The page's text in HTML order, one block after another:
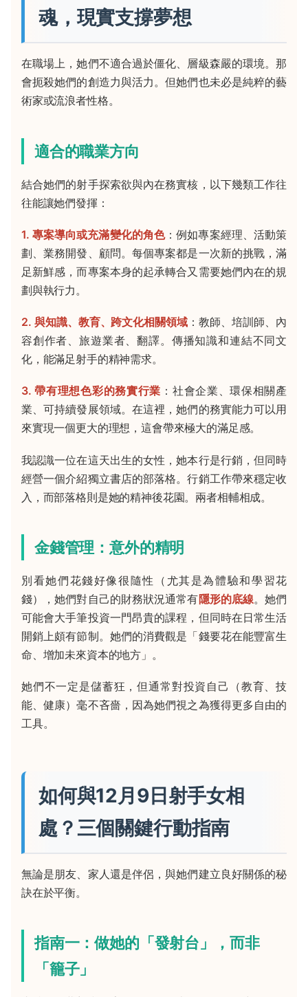
魂，現實支撐夢想
在職場上，她們不適合過於僵化、層級森嚴的環境。那
會扼殺她們的創造力與活力。但她們也未必是純粹的藝
術家或流浪者性格。
適合的職業方向
結合她們的射手探索欲與內在務實核，以下幾類工作往
往能讓她們發揮：
1. 專案導向或充滿變化的角色：例如專案經理、活動策
劃、業務開發、顧問。每個專案都是一次新的挑戰，滿
足新鮮感，而專案本身的起承轉合又需要她們內在的規
劃與執行力。
2. 與知識、教育、跨文化相關領域 ：教師、培訓師、內
容創作者、旅遊業者、翻譯。傳播知識和連結不同文
化，能滿足射手的精神需求。
3. 帶有理想色彩的務實行業 ：社會企業、環保相關產
業、可持續發展領域。在這裡，她們的務實能力可以用
來實現一個更大的理想，這會帶來極大的滿足感。
我認識一位在這天出生的女性，她本行是行銷，但同時
經營一個介紹獨立書店的部落格。行銷工作帶來穩定收
入，而部落格則是她的精神後花園。兩者相輔相成。
金錢管理：意外的精明
別看她們花錢好像很隨性（尤其是為體驗和學習花
錢），她們對自己的財務狀況通常有隱形的底線。她們
可能會大手筆投資一門昂貴的課程，但同時在日常生活
開銷上頗有節制。她們的消費觀是「錢要花在能豐富生
命、增加未來資本的地方」。
她們不一定是儲蓄狂，但通常對投資自己（教育、技
能、健康）毫不吝嗇，因為她們視之為獲得更多自由的
工具。
如何與12月9日射手女相
處？三個關鍵行動指南
無論是朋友、家人還是伴侶，與她們建立良好關係的秘
訣在於平衡。
指南一：做她的「發射台」，而非
「籠子」